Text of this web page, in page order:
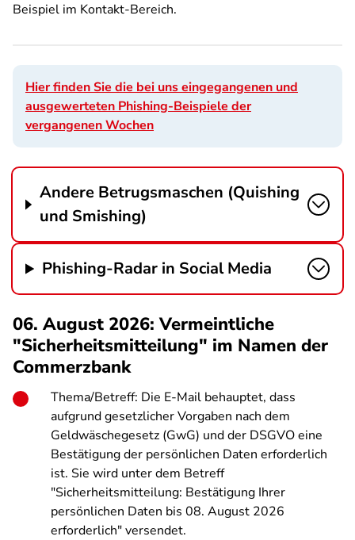
Beispiel im Kontakt-Bereich.
Hier finden Sie die bei uns eingegangenen und
ausgewerteten Phishing-Beispiele der
vergangenen Wochen
Andere Betrugsmaschen (Quishing
und Smishing)
Phishing-Radar in Social Media
06. August 2026: Vermeintliche
"Sicherheitsmitteilung" im Namen der
Commerzbank
Thema/Betreff: Die E-Mail behauptet, dass
aufgrund gesetzlicher Vorgaben nach dem
Geldwäschegesetz (GwG) und der DSGVO eine
Bestätigung der persönlichen Daten erforderlich
ist. Sie wird unter dem Betreff
"Sicherheitsmitteilung: Bestätigung Ihrer
persönlichen Daten bis 08. August 2026
erforderlich" versendet.